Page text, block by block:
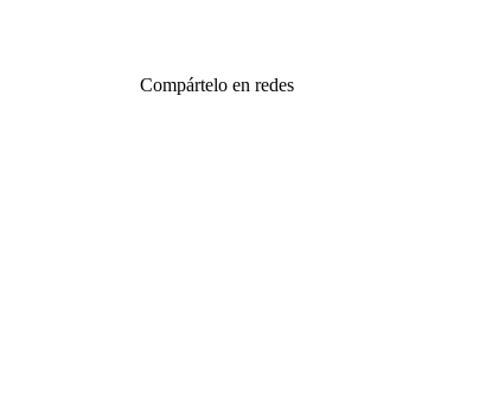
Compártelo en redes